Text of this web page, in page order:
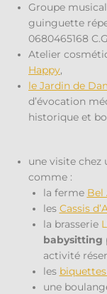
Groupe
guinguette
0680465168
Atelier
Happy,
le Jardin de
d’évocation
historique et
une visite chez
comme :
la ferme Bel
les Cassis
la brasserie
babysitting
activité
les
une